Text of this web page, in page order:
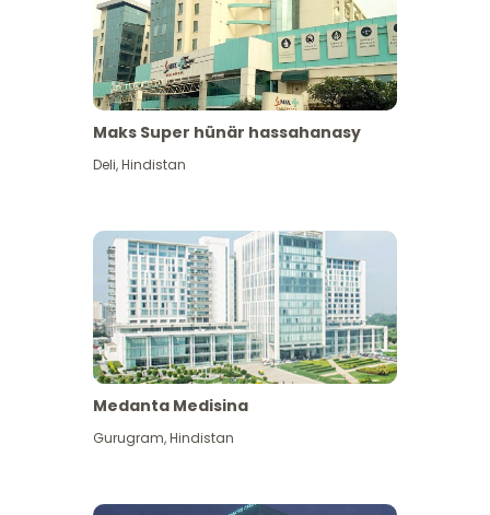
Maks Super hünär hassahanasy
Deli,Hindistan
Medanta Medisina
Gurugram,Hindistan